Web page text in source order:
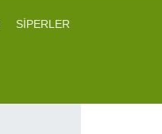
SİPERLER